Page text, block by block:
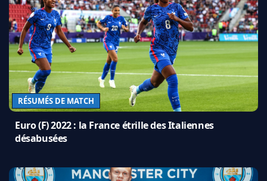
RÉSUMÉS DE MATCH
Euro (F) 2022 : la France étrille des Italiennes
désabusées